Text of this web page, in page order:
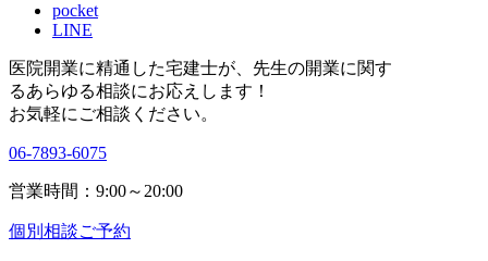
pocket
LINE
医院開業に精通した宅建士が、 先生の開業に関す
るあらゆる相談にお応えします！
お気軽にご相談ください。
06-7893-6075
営業時間：9:00～20:00
個別相談ご予約